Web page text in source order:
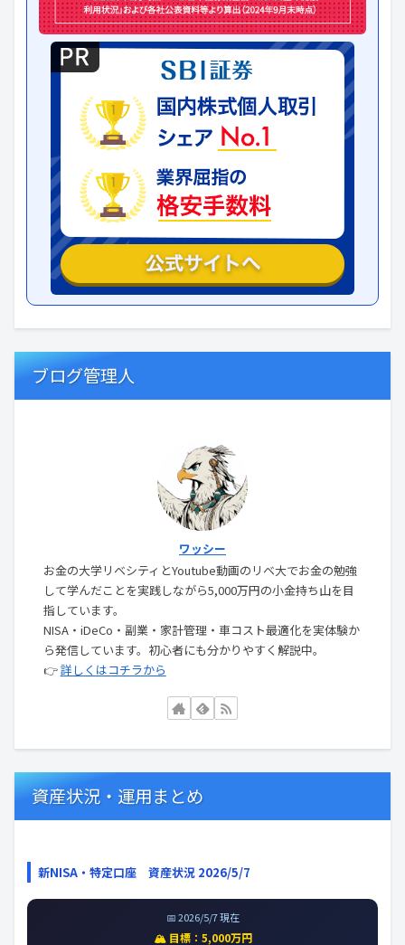
ブログ管理人
ワッシー
お金の大学リベシティとYoutube動画のリベ大でお金の勉強
して学んだことを実践しながら5,000万円の小金持ち山を目
指しています。
NISA・iDeCo・副業・家計管理・車コスト最適化を実体験か
ら発信しています。初心者にも分かりやすく解説中。
👉詳しくはコチラから
資産状況・運用まとめ
新NISA・特定口座 資産状況 2026/5/7
📅 2026/5/7 現在
🏔️ 目標：5,000万円